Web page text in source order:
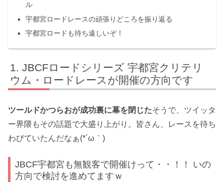
ル
宇都宮ロードレースの頑張りどころを振り返る
宇都宮ロードも待ち遠しいぞ！
JBCFロードシリーズ 宇都宮クリテリ
ウム・ロードレースが開催の方向です
ツールドかつらおが成功裏に幕を閉じたそうで、ツイッタ
ー界隈もその話題で大盛り上がり。皆さん、レースを待ち
わびていたんだなぁ(*´ω｀)
JBCF宇都宮も無観客で開催けって・・！！ いの
方向で検討を進めてますｗ